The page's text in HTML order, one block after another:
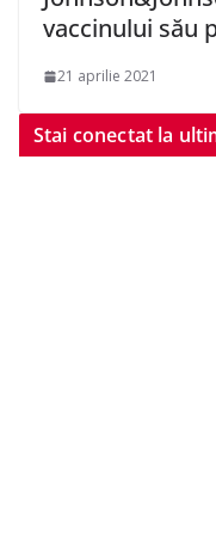
vaccinului său
21 aprilie 2021
Stai conectat la